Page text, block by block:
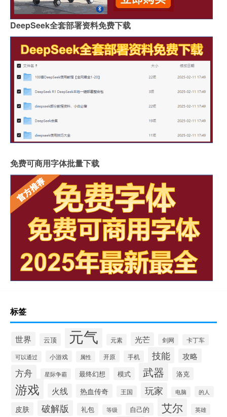
DeepSeek全套部署资料免费下载
免费可商用字体批量下载
标签
世界 云顶 元气 元素 光芒 剑网 卡丁车
可以通过 小游戏 属性 开原 手机 技能 攻略
方舟 星际争霸 最终幻想 模式 武器 洛克
游戏 火线 热血传奇 王国 玩家 电脑 的人
皮肤 破解版 礼包 等级 自己的 艾尔 英雄